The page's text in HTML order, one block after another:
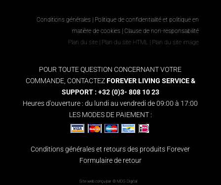
Conditions générales | Politique de confidentialité et politique en
matière de cookies |Clause de non-responsabilité
Plan du site | Plan du site HTML | Plan du site image
POUR TOUTE QUESTION CONCERNANT VOTRE
COMMANDE, CONTACTEZFOREVER LIVING SERVICE &
SUPPORT : +32 (0)3- 808 10 23
Heures d'ouverture : du lundi au vendredi de 09:00 à 17:00
LES MODES DE PAIEMENT :
Conditions générales et retours des produits Forever
Formulaire de retour
Site web conçu par © MDG Digital